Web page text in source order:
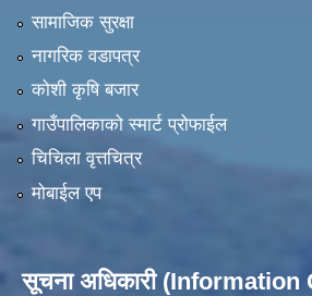
सामाजिक सुरक्षा
नागरिक वडापत्र
कोशी कृषि बजार
गाउँपालिकाको स्मार्ट प्रोफाईल
चिचिला वृत्तचित्र
मोबाईल एप
सूचना अधिकारी